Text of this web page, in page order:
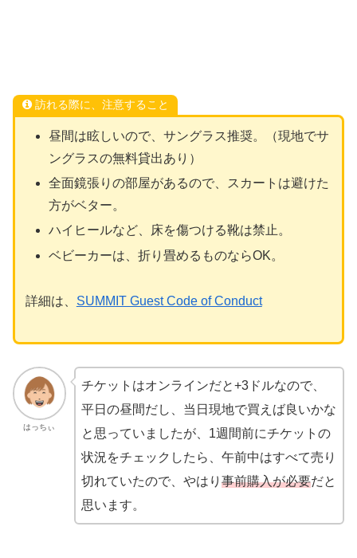
訪れる際に、注意すること
昼間は眩しいので、サングラス推奨。（現地でサ
ングラスの無料貸出あり）
全面鏡張りの部屋があるので、スカートは避けた
方がベター。
ハイヒールなど、床を傷つける靴は禁止。
ベビーカーは、折り畳めるものならOK。
詳細は、 SUMMIT Guest Code of Conduct
はっちぃ
チケットはオンラインだと+3ドルなので、
平日の昼間だし、当日現地で買えば良いかな
と思っていましたが、1週間前にチケットの
状況をチェックしたら、午前中はすべて売り
切れていたので、やはり 事前購入が必要だと
思います。